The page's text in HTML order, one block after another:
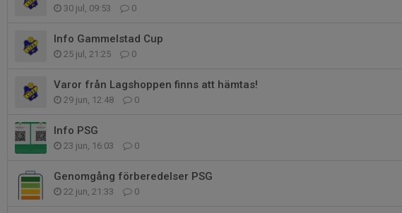
30 jul, 09:53 0
Info Gammelstad Cup
25 jul, 21:25 0
Varor från Lagshoppen finns att hämtas!
29 jun, 12:48 0
Info PSG
23 jun, 16:03 0
Genomgång förberedelser PSG
22 jun, 21:33 0